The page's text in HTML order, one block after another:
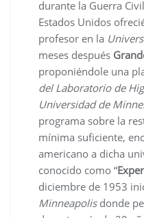
durante la Guerra
Estados Unidos
profesor en la
meses después
proponiéndole una
del Laboratorio de
Universidad de
programa sobre la
mínima suficiente,
americano a dicha
conocido como “
diciembre de 1953
Minneapolisdonde